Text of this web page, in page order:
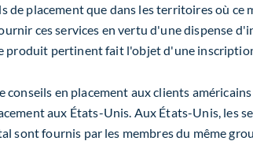
de placement que dans les territoires où ce
ces services en vertu d'une dispense
produit pertinent fait l'objet d'une
conseils en placement aux clients
aux États-Unis. Aux États-Unis, les
sont fournis par les membres du même